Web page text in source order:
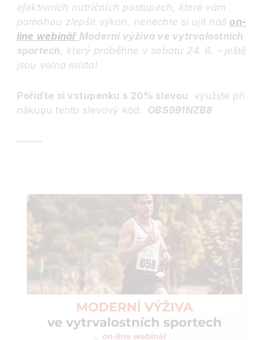
efektivních nutričních postupech, které vám
pomohou zlepšit výkon, nenechte si ujít náš on-
line webinář Moderní výživa ve vytrvalostních
sportech , který proběhne v sobotu 24. 6. – ještě
jsou volná místa!
Pořiďte si vstupenku s 20% slevou využijte při
nákupu tento slevový kód: OBS991NZB8
——–